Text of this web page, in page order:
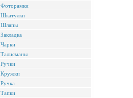
Фоторамки
Шкатулки
Шляпы
Закладка
Чарки
Талисманы
Ручки
Кружки
Ручка
Тапки